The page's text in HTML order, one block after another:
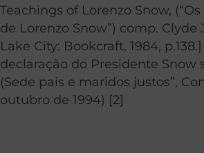
Teachings of Lorenzo Snow,
de Lorenzo Snow”) comp. Clyde
Lake City: Bookcraft, 1984,
declaração do Presidente Snow
(Sede pais e maridos justos”,
outubro de 1994) [2]